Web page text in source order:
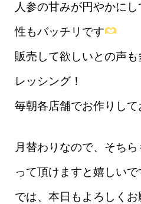
人参の甘みが円やかに
性もバッチリです
販売して欲しいとの声
レッシング！
毎朝各店舗でお作りして
月替わりなので、そち
って頂けますと嬉しいで
では、本日もよろしく